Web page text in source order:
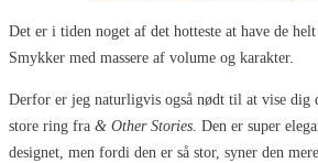
Det er i tiden noget af det hotteste at have de
Smykker med massere af volume og karakter.
Derfor er jeg naturligvis også nødt til at vise dig
store ring fra & Other Stories. Den er super
designet, men fordi den er så stor, syner den